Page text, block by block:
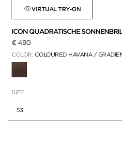
VIRTUAL TRY-ON
ICON QUADRATISCHE
€ 490
COLOR: COLOURED HAVANA /
SIZE
53